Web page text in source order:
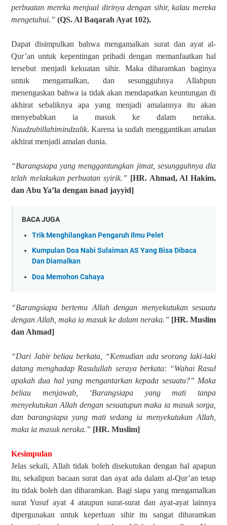
perbuatan mereka menjual dirinya dengan sihir, kalau mereka
mengetahui.” (QS. Al Baqarah Ayat 102).
Dapat disimpulkan bahwa mengamalkan surat dan ayat al-
Qur’an untuk kepentingan pribadi dengan memanfaatkan hal
tersebut menjadi kekuatan sihir. Maka diharamkan baginya
untuk mengamalkan, dan sesungguhnya Allahpun
menengaskan bahwa ia tidak akan mendapatkan keuntungan di
akhirat sebaliknya apa yang menjadi amalannya itu akan
menyebabkan ia masuk ke dalam neraka.
Naudzubillahimindzalik. Karena ia sudah menggantikan amalan
akhirat menjadi amalan dunia.
“Barangsiapa yang menggantungkan jimat, sesungguhnya dia
telah melakukan perbuatan syirik.” [HR. Ahmad, Al Hakim,
dan Abu Ya’la dengan isnad jayyid]
BACA JUGA
Trik Menghilangkan Pengaruh Ilmu Pelet
Kumpulan Doa Nabi Sulaiman AS Yang Bisa Dibaca
Dan Diamalkan
Doa Memohon Cahaya
“Barangsiapa bertemu Allah dengan menyekutukan sesuatu
dengan Allah, maka ia masuk ke dalam neraka.” [HR. Muslim
dan Ahmad]
“Dari Jabir beliau berkata, “Kemudian ada seorang laki-laki
datang menghadap Rasulullah seraya berkata: “Wahai Rasul
apakah dua hal yang mengantarkan kepada sesuatu?” Maka
beliau menjawab, ‘Barangsiapa yang mati tanpa
menyekutukan Allah dengan sesuatupun maka ia masuk sorga,
dan barangsiapa yang mati sedang ia menyekutukan Allah,
maka ia masuk neraka.” [HR. Muslim]
Kesimpulan
Jelas sekali, Allah tidak boleh disekutukan dengan hal apapun
itu, sekalipun bacaan surat dan ayat ada dalam al-Qur’an tetap
itu tidak boleh dan diharamkan. Bagi siapa yang mengamalkan
surat Yusuf ayat 4 ataupun surat-surat dan ayat-ayat lainnya
dipergunakan untuk keperluan sihir itu sangat diharamkan